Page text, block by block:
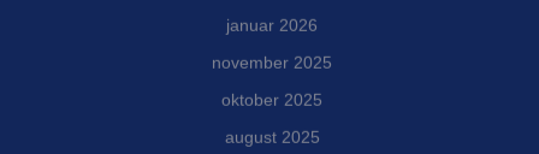
januar 2026
november 2025
oktober 2025
august 2025